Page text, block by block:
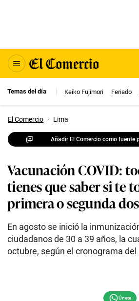
Temas del día Keiko Fujimori Feriado
El Comercio · Lima
Añadir El Comercio como fuente
Vacunación COVID:
tienes que saber si te
primera o segunda
En agosto se inició la
ciudadanos de 30 a 39 años, la
octubre, según el cronograma del